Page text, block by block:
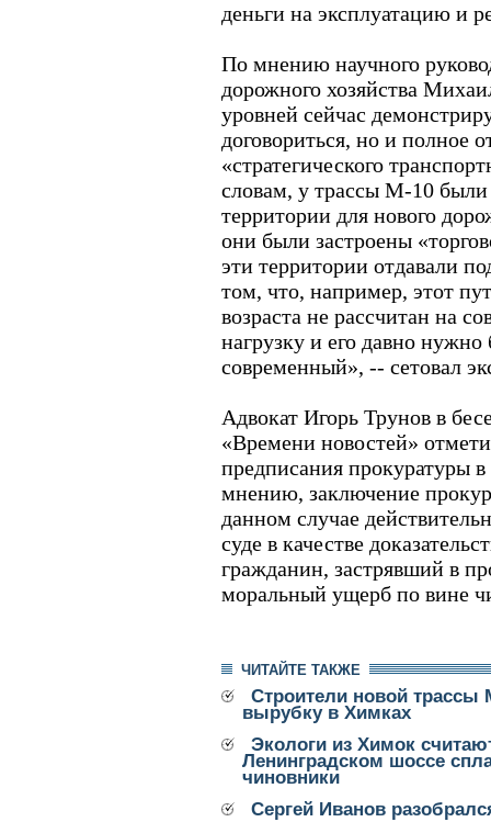
деньги на эксплуатацию и
По мнению научного
дорожного хозяйства
уровней сейчас
договориться, но и полное
«стратегического
словам, у трассы М-10
территории для нового
они были застроены
эти территории отдавали
том, что, например, этот
возраста не рассчитан на
нагрузку и его давно
современный», -- сетовал
Адвокат Игорь Трунов в
«Времени новостей»
предписания прокуратуры
мнению, заключение
данном случае
суде в качестве
гражданин, застрявший в
моральный ущерб по вине
ЧИТАЙТЕ ТАКЖЕ
Строители новой трассы
вырубку в Химках
Экологи из Химок
Ленинградском шоссе
чиновники
Сергей Иванов